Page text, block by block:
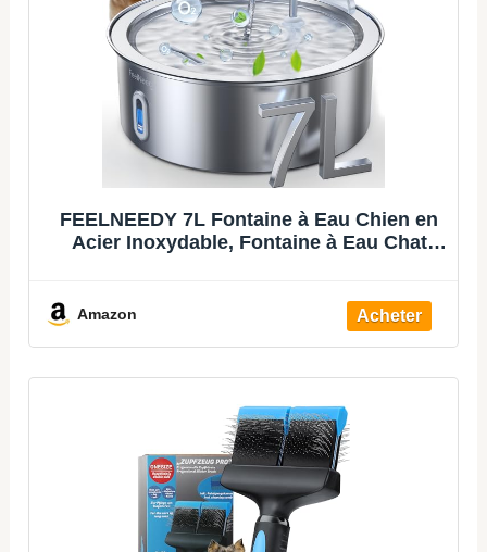
FEELNEEDY 7L Fontaine à Eau Chien en
Acier Inoxydable, Fontaine à Eau Chat
Amazon